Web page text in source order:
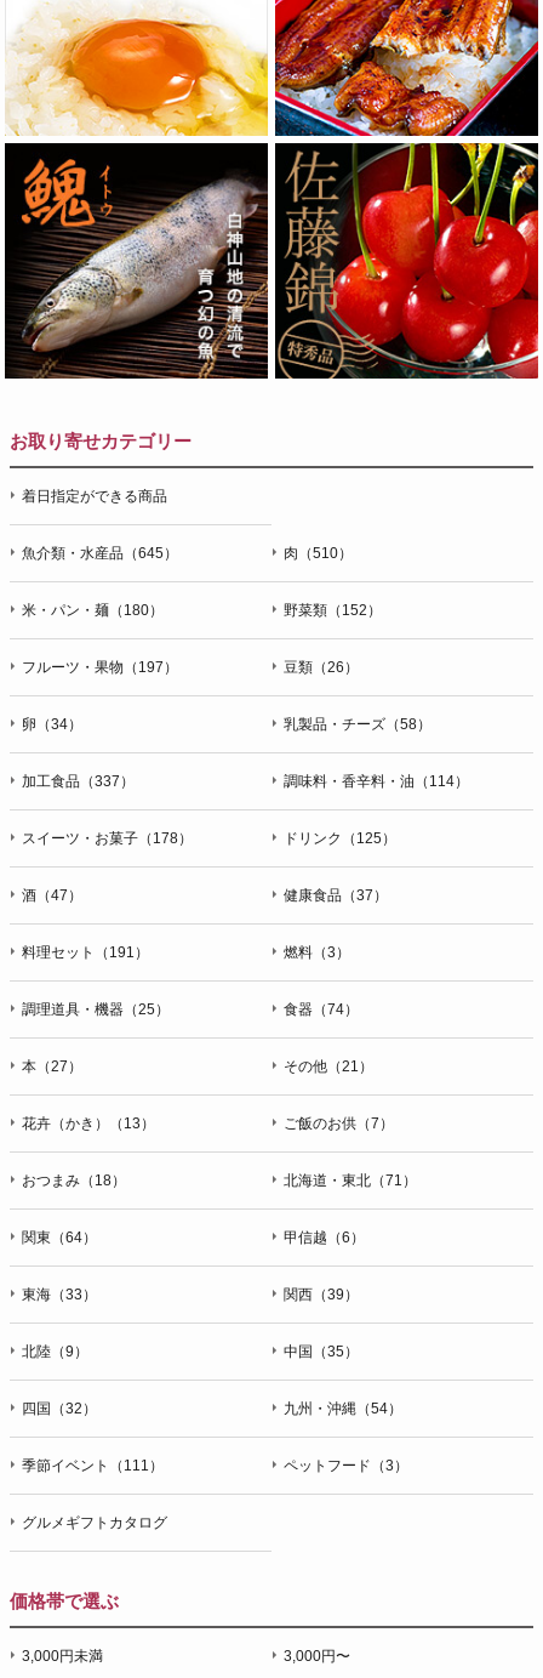
お取り寄せカテゴリー
着日指定ができる商品
魚介類・水産品（645） 肉（510）
米・パン・麺（180） 野菜類（152）
フルーツ・果物（197） 豆類（26）
卵（34） 乳製品・チーズ（58）
加工食品（337） 調味料・香辛料・油（114）
スイーツ・お菓子（178） ドリンク（125）
酒（47） 健康食品（37）
料理セット（191） 燃料（3）
調理道具・機器（25） 食器（74）
本（27） その他（21）
花卉（かき）（13） ご飯のお供（7）
おつまみ（18） 北海道・東北（71）
関東（64） 甲信越（6）
東海（33） 関西（39）
北陸（9） 中国（35）
四国（32） 九州・沖縄（54）
季節イベント（111） ペットフード（3）
グルメギフトカタログ
価格帯で選ぶ
3,000円未満 3,000円〜